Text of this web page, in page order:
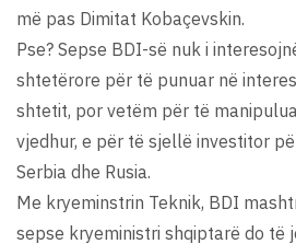
më pas Dimitat Kobaçevskin.
Pse? Sepse BDI-së nuk i
shtetërore për të punuar në
shtetit, por vetëm për të
vjedhur, e për të sjellë investitor
Serbia dhe Rusia.
Me kryeminstrin Teknik, BDI
sepse kryeministri shqiptarë do të